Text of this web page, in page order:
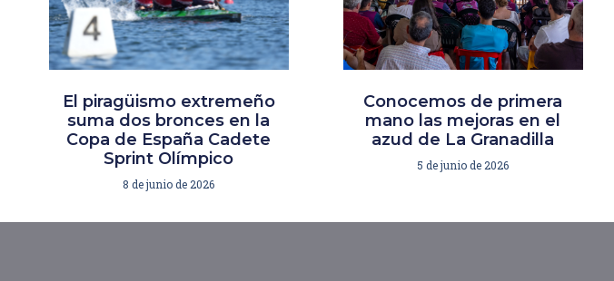
El piragüismo extremeño
suma dos bronces en la
Copa de España Cadete
Sprint Olímpico
8 de junio de 2026
Conocemos de primera
mano las mejoras en el
azud de La Granadilla
5 de junio de 2026